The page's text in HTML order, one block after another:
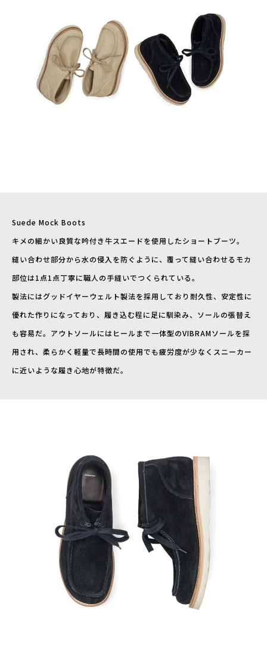
Suede Mock Boots
キメの細かい良質な吟付き牛スエードを使用したショートブーツ。
縫い合わせ部分から水の侵入を防ぐように、覆って縫い合わせるモカ
部位は1点1点丁寧に職人の手縫いでつくられている。
製法にはグッドイヤーウェルト製法を採用しており耐久性、安定性に
優れた作りになっており、履き込む程に足に馴染み、ソールの張替え
も容易だ。アウトソールにはヒールまで一体型のVIBRAMソールを採
用され、柔らかく軽量で長時間の使用でも疲労度が少なくスニーカー
に近いような履き心地が特徴だ。